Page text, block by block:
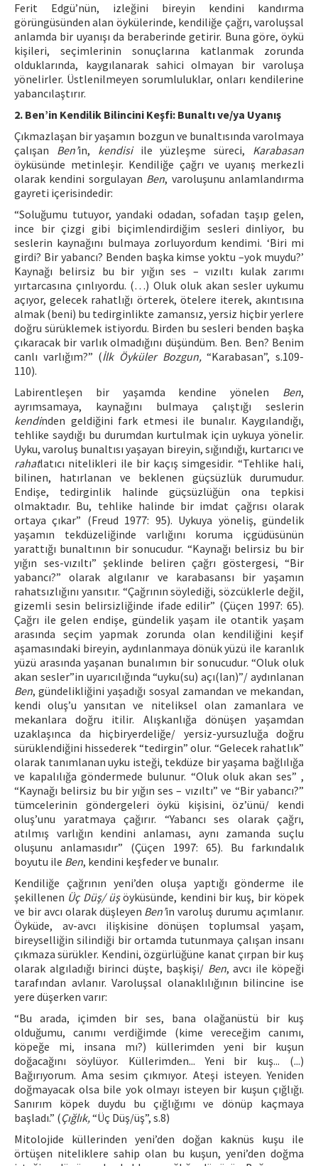
Ferit Edgü’nün, izleğini bireyin kendini kandırma
görüngüsünden alan öykülerinde, kendiliğe çağrı, varoluşsal
anlamda bir uyanışı da beraberinde getirir. Buna göre, öykü
kişileri, seçimlerinin sonuçlarına katlanmak zorunda
olduklarında, kaygılanarak sahici olmayan bir varoluşa
yönelirler. Üstlenilmeyen sorumluluklar, onları kendilerine
yabancılaştırır.
2. Ben’in Kendilik Bilincini Keşfi: Bunaltı ve/ya Uyanış
Çıkmazlaşan bir yaşamın bozgun ve bunaltısında varolmaya
çalışan Ben’in, kendisiile yüzleşme süreci, Karabasan
öyküsünde metinleşir. Kendiliğe çağrı ve uyanış merkezli
olarak kendini sorgulayan Ben, varoluşunu anlamlandırma
gayreti içerisindedir:
“Soluğumu tutuyor, yandaki odadan, sofadan taşıp gelen,
ince bir çizgi gibi biçimlendirdiğim sesleri dinliyor, bu
seslerin kaynağını bulmaya zorluyordum kendimi. ‘Biri mi
girdi? Bir yabancı? Benden başka kimse yoktu –yok muydu?’
Kaynağı belirsiz bu bir yığın ses – vızıltı kulak zarımı
yırtarcasına çınlıyordu. (…) Oluk oluk akan sesler uykumu
açıyor, gelecek rahatlığı örterek, ötelere iterek, akıntısına
almak (beni) bu tedirginlikte zamansız, yersiz hiçbir yerlere
doğru sürüklemek istiyordu. Birden bu sesleri benden başka
çıkaracak bir varlık olmadığını düşündüm. Ben. Ben? Benim
canlı varlığım?” (İlk Öyküler Bozgun,“Karabasan”, s.109-
110).
Labirentleşen bir yaşamda kendine yönelen Ben,
ayrımsamaya, kaynağını bulmaya çalıştığı seslerin
kendinden geldiğini fark etmesi ile bunalır. Kaygılandığı,
tehlike saydığı bu durumdan kurtulmak için uykuya yönelir.
Uyku, varoluş bunaltısı yaşayan bireyin, sığındığı, kurtarıcı ve
rahatlatıcı nitelikleri ile bir kaçış simgesidir. “Tehlike hali,
bilinen, hatırlanan ve beklenen güçsüzlük durumudur.
Endişe, tedirginlik halinde güçsüzlüğün ona tepkisi
olmaktadır. Bu, tehlike halinde bir imdat çağrısı olarak
ortaya çıkar” (Freud 1977: 95). Uykuya yöneliş, gündelik
yaşamın tekdüzeliğinde varlığını koruma içgüdüsünün
yarattığı bunaltının bir sonucudur. “Kaynağı belirsiz bu bir
yığın ses-vızıltı” şeklinde beliren çağrı göstergesi, “Bir
yabancı?” olarak algılanır ve karabasansı bir yaşamın
rahatsızlığını yansıtır. “Çağrının söylediği, sözcüklerle değil,
gizemli sesin belirsizliğinde ifade edilir” (Çüçen 1997: 65).
Çağrı ile gelen endişe, gündelik yaşam ile otantik yaşam
arasında seçim yapmak zorunda olan kendiliğini keşif
aşamasındaki bireyin, aydınlanmaya dönük yüzü ile karanlık
yüzü arasında yaşanan bunalımın bir sonucudur. “Oluk oluk
akan sesler”in uyarıcılığında “uyku(su) açı(lan)”/ aydınlanan
Ben, gündelikliğini yaşadığı sosyal zamandan ve mekandan,
kendi oluş’u yansıtan ve niteliksel olan zamanlara ve
mekanlara doğru itilir. Alışkanlığa dönüşen yaşamdan
uzaklaşınca da hiçbiryerdeliğe/ yersiz-yursuzluğa doğru
sürüklendiğini hissederek “tedirgin” olur. “Gelecek rahatlık”
olarak tanımlanan uyku isteği, tekdüze bir yaşama bağlılığa
ve kapalılığa göndermede bulunur. “Oluk oluk akan ses” ,
“Kaynağı belirsiz bu bir yığın ses – vızıltı” ve “Bir yabancı?”
tümcelerinin göndergeleri öykü kişisini, öz’ünü/ kendi
oluş’unu yaratmaya çağırır. “Yabancı ses olarak çağrı,
atılmış varlığın kendini anlaması, aynı zamanda suçlu
oluşunu anlamasıdır” (Çüçen 1997: 65). Bu farkındalık
boyutu ile Ben, kendini keşfeder ve bunalır.
Kendiliğe çağrının yeni’den oluşa yaptığı gönderme ile
şekillenen Üç Düş/ üşöyküsünde, kendini bir kuş, bir köpek
ve bir avcı olarak düşleyen Ben’in varoluş durumu açımlanır.
Öyküde, av-avcı ilişkisine dönüşen toplumsal yaşam,
bireyselliğin silindiği bir ortamda tutunmaya çalışan insanı
çıkmaza sürükler. Kendini, özgürlüğüne kanat çırpan bir kuş
olarak algıladığı birinci düşte, başkişi/ Ben, avcı ile köpeği
tarafından avlanır. Varoluşsal olanaklılığının bilincine ise
yere düşerken varır:
“Bu arada, içimden bir ses, bana olağanüstü bir kuş
olduğumu, canımı verdiğimde (kime vereceğim canımı,
köpeğe mi, insana mı?) küllerimden yeni bir kuşun
doğacağını söylüyor. Küllerimden... Yeni bir kuş... (...)
Bağırıyorum. Ama sesim çıkmıyor. Ateşi isteyen. Yeniden
doğmayacak olsa bile yok olmayı isteyen bir kuşun çığlığı.
Sanırım köpek duydu bu çığlığımı ve dönüp kaçmaya
başladı.” (Çığlık,“Üç Düş/üş”, s.8)
Mitolojide küllerinden yeni’den doğan kaknüs kuşu ile
örtüşen niteliklere sahip olan bu kuşun, yeni’den doğma